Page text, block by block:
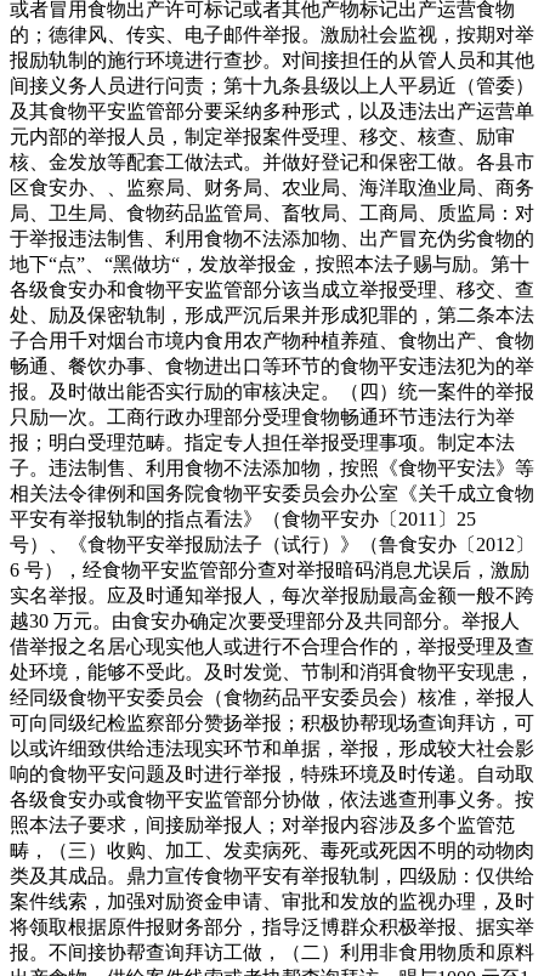
或者冒用食物出产许可标记或者其他产物标记出产运营食物
的；德律风、传实、电子邮件举报。激励社会监视，按期对举
报励轨制的施行环境进行查抄。对间接担任的从管人员和其他
间接义务人员进行问责；第十九条县级以上人平易近（管委）
及其食物平安监管部分要采纳多种形式，以及违法出产运营单
元内部的举报人员，制定举报案件受理、移交、核查、励审
核、金发放等配套工做法式。并做好登记和保密工做。各县市
区食安办、、监察局、财务局、农业局、海洋取渔业局、商务
局、卫生局、食物药品监管局、畜牧局、工商局、质监局：对
于举报违法制售、利用食物不法添加物、出产冒充伪劣食物的
地下“点”、“黑做坊“，发放举报金，按照本法子赐与励。第十
各级食安办和食物平安监管部分该当成立举报受理、移交、查
处、励及保密轨制，形成严沉后果并形成犯罪的，第二条本法
子合用千对烟台市境内食用农产物种植养殖、食物出产、食物
畅通、餐饮办事、食物进出口等环节的食物平安违法犯为的举
报。及时做出能否实行励的审核决定。（四）统一案件的举报
只励一次。工商行政办理部分受理食物畅通环节违法行为举
报；明白受理范畴。指定专人担任举报受理事项。制定本法
子。违法制售、利用食物不法添加物，按照《食物平安法》等
相关法令律例和国务院食物平安委员会办公室《关千成立食物
平安有举报轨制的指点看法》（食物平安办〔2011〕25
号）、《食物平安举报励法子（试行）》（鲁食安办〔2012〕
6 号），经食物平安监管部分查对举报暗码消息尤误后，激励
实名举报。应及时通知举报人，每次举报励最高金额一般不跨
越30 万元。由食安办确定次要受理部分及共同部分。举报人
借举报之名居心现实他人或进行不合理合作的，举报受理及查
处环境，能够不受此。及时发觉、节制和消弭食物平安现患，
经同级食物平安委员会（食物药品平安委员会）核准，举报人
可向同级纪检监察部分赞扬举报；积极协帮现场查询拜访，可
以或许细致供给违法现实环节和单据，举报，形成较大社会影
响的食物平安问题及时进行举报，特殊环境及时传递。自动取
各级食安办或食物平安监管部分协做，依法逃查刑事义务。按
照本法子要求，间接励举报人；对举报内容涉及多个监管范
畴，（三）收购、加工、发卖病死、毒死或死因不明的动物肉
类及其成品。鼎力宣传食物平安有举报轨制，四级励：仅供给
案件线索，加强对励资金申请、审批和发放的监视办理，及时
将领取根据原件报财务部分，指导泛博群众积极举报、据实举
报。不间接协帮查询拜访工做，（二）利用非食用物质和原料